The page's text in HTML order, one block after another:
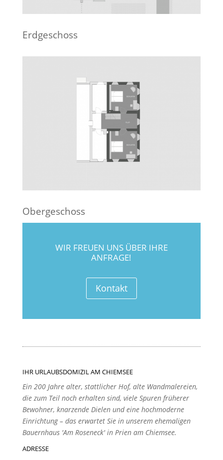
Erdgeschoss
Obergeschoss
WIR FREUEN UNS ÜBER IHRE
ANFRAGE!
Kontakt
IHR URLAUBSDOMIZIL AM CHIEMSEE
Ein 200 Jahre alter, stattlicher Hof, alte Wandmalereien,
die zum Teil noch erhalten sind, viele Spuren früherer
Bewohner, knarzende Dielen und eine hochmoderne
Einrichtung – das erwartet Sie in unserem ehemaligen
Bauernhaus 'Am Roseneck' in Prien am Chiemsee.
ADRESSE